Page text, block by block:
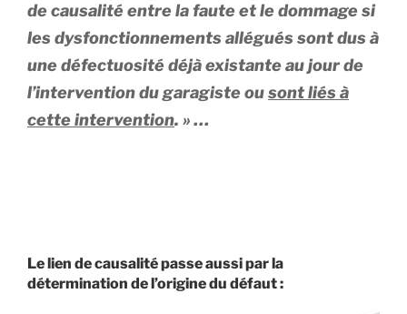
de causalité entre la faute et le dommage si
les dysfonctionnements allégués sont dus à
une défectuosité déjà existante au jour de
l’intervention du garagiste ousont liés à
cette intervention. » …
Le lien de causalité passe aussi par la
détermination de l’origine du défaut :